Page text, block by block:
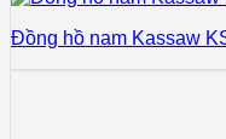
Đồng hồ nam Kassaw